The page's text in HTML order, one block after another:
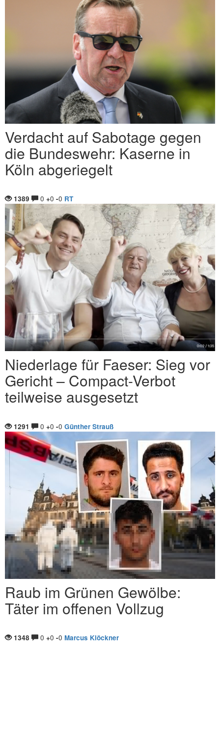
Verdacht auf Sabotage gegen
die Bundeswehr: Kaserne in
Köln abgeriegelt
1389 0 +0 -0 RT
Niederlage für Faeser: Sieg vor
Gericht – Compact-Verbot
teilweise ausgesetzt
1291 0 +0 -0 Günther Strauß
Raub im Grünen Gewölbe:
Täter im offenen Vollzug
1348 0 +0 -0 Marcus Klöckner